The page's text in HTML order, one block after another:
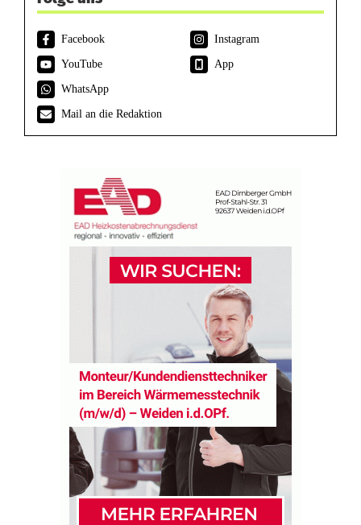
Facebook
Instagram
YouTube
App
WhatsApp
Mail an die Redaktion